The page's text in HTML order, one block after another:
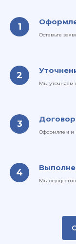
Оставьте
Мы уточняем
Договор
Оформляем и
Мы